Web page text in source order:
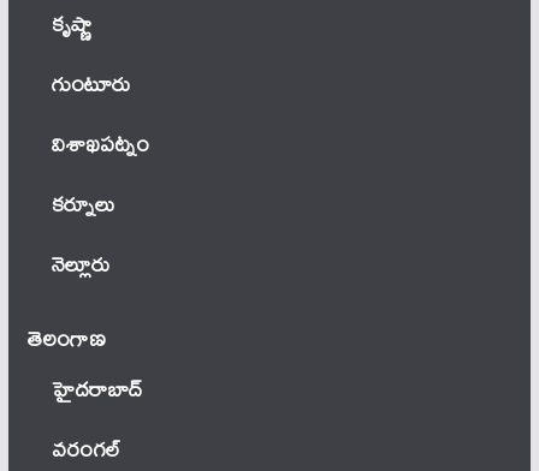
కృష్ణా
గుంటూరు
విశాఖపట్నం
కర్నూలు
నెల్లూరు
తెలంగాణ‌
హైదరాబాద్
వ‌రంగ‌ల్